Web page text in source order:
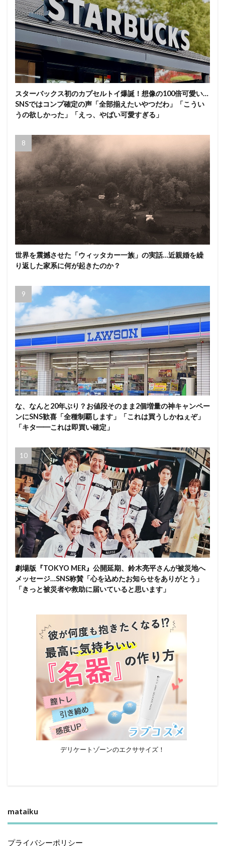
スターバックス初のカプセルトイ爆誕！想像の100倍可愛い…
SNSではコンプ確定の声「全部揃えたいやつだわ」「こうい
うの欲しかった」「えっ、やばい可愛すぎる」
世界を震撼させた「ウィッタカー一族」の実話…近親婚を繰
り返した家系に何が起きたのか？
な、なんと20年ぶり？お値段そのまま2個増量の神キャンペー
ンにSNS歓喜「全種制覇します」「これは買うしかねぇぞ」
「キタ━━これは即買い確定」
劇場版『TOKYO MER』公開延期、鈴木亮平さんが被災地へ
メッセージ…SNS称賛「心を込めたお知らせをありがとう」
「きっと被災者や救助に届いていると思います」
デリケートゾーンのエクササイズ！
mataiku
プライバシーポリシー